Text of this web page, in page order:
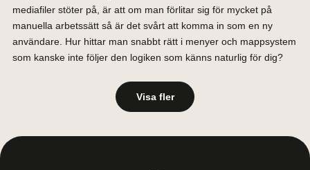
mediafiler stöter på, är att om man förlitar sig för mycket på
manuella arbetssätt så är det svårt att komma in som en ny
användare. Hur hittar man snabbt rätt i menyer och mappsystem
som kanske inte följer den logiken som känns naturlig för dig?
Visa fler